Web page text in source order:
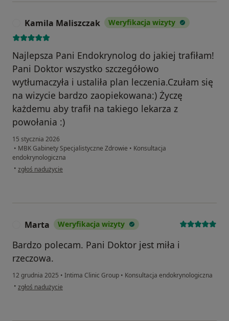
Kamila Maliszczak Weryfikacja wizyty
Najlepsza Pani Endokrynolog do jakiej trafiłam!
Pani Doktor wszystko szczegółowo
wytłumaczyła i ustaliła plan leczenia.Czułam się
na wizycie bardzo zaopiekowana:) Życzę
każdemu aby trafił na takiego lekarza z
powołania :)
15 stycznia 2026
• MBK Gabinety Specjalistyczne Zdrowie • Konsultacja
endokrynologiczna
• w opinii użytkownika Kamila Maliszczak
zgłoś nadużycie
Marta Weryfikacja wizyty
Bardzo polecam. Pani Doktor jest miła i
rzeczowa.
12 grudnia 2025 • Intima Clinic Group • Konsultacja endokrynologiczna
• w opinii użytkownika Marta
zgłoś nadużycie